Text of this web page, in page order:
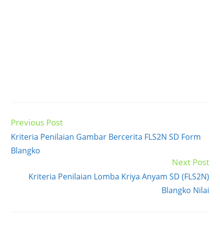
Read
articles
Previous Post
Kriteria Penilaian Gambar Bercerita FLS2N SD Form
Blangko
Next Post
Kriteria Penilaian Lomba Kriya Anyam SD (FLS2N)
Blangko Nilai